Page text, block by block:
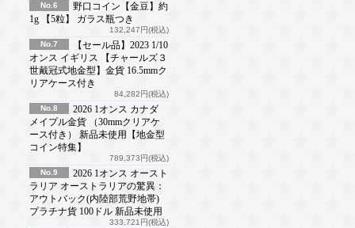
No.6
野口コイン【金豆】約
1g 【5粒】 ガラス瓶つき
132,247円(税込)
No.7
【セール品】2023 1/10
オンス イギリス 【チャールズ３
世戴冠式地金型】金貨 16.5mmク
リアケース付き
84,282円(税込)
No.8
2026 1オンス カナダ
メイプル金貨 （30mmクリアケ
ース付き） 新品未使用【地金型
コイン特集】
789,373円(税込)
No.9
2026 1オンス オースト
ラリア オーストラリアの驚異：
アウトバック(内陸部荒野地帯)
プラチナ貨 100ドル 新品未使用
333,721円(税込)